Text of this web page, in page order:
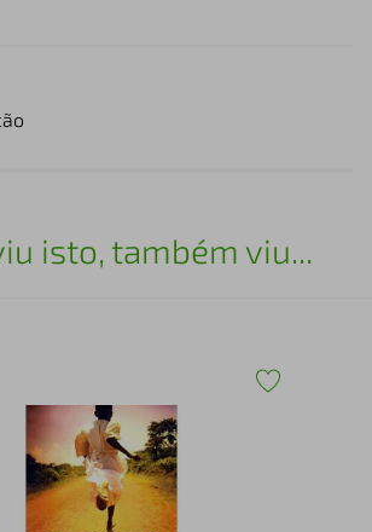
isto, também viu...